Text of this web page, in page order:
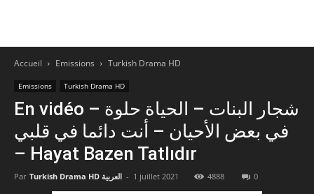
Accueil Emissions Turkish Drama HD
Emissions Turkish Drama HD
En vidéo – شجار البنات – الحياة حلوة
في بعض الأحيان – أنت دائما في قلبي
– Hayat Bazen Tatlıdır
Par Turkish Drama HD العربية - 1 juillet 2021 4888 0